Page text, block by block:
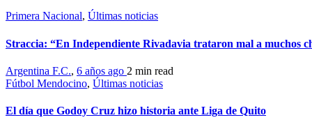
Primera Nacional, Últimas noticias
Straccia: “En Independiente Rivadavia trataron mal a muchos
Argentina F.C., 6 años ago 2 min read
Fútbol Mendocino, Últimas noticias
El día que Godoy Cruz hizo historia ante Liga de Quito